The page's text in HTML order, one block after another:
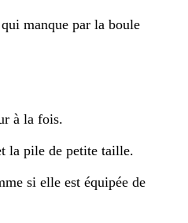
manque par la boule
à la fois.
la pile de petite taille.
si elle est équipée de